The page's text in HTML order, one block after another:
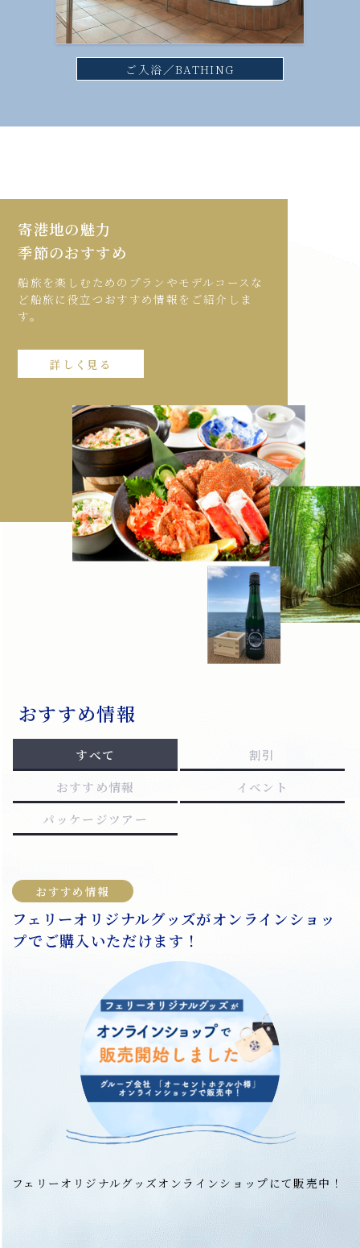
ご入浴／BATHING
寄港地の魅力
季節のおすすめ
船旅を楽しむためのプランやモデルコースな
ど船旅に役立つおすすめ情報をご紹介しま
す。
詳しく見る
おすすめ情報
すべて
割引
おすすめ情報
イベント
パッケージツアー
おすすめ情報
フェリーオリジナルグッズがオンラインショッ
プでご購入いただけます！
フェリーオリジナルグッズオンラインショップにて販売中！